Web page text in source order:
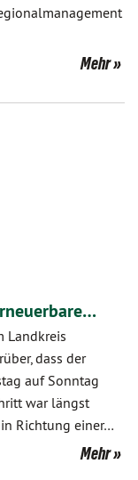
Mehr
Landkreis
dass der
auf Sonntag
war längst
Richtung einer…
Mehr